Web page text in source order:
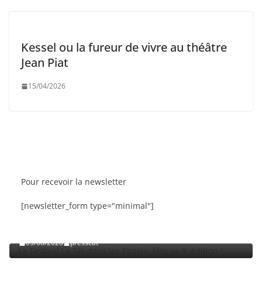
Kessel ou la fureur de vivre au théâtre
Jean Piat
15/04/2026
Pour recevoir la newsletter
[newsletter_form type="minimal"]
Le Festival La Têt dans les Étoiles fête sa 9ᵉ édition
05/08/2026 presscat